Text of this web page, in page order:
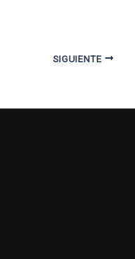
SIGUIENTE